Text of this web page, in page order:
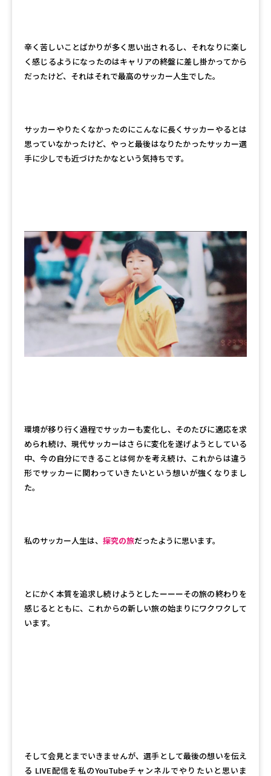
辛く苦しいことばかりが多く思い出されるし、それなりに楽し
く感じるようになったのはキャリアの終盤に差し掛かってから
だったけど、それはそれで最高のサッカー人生でした。
サッカーやりたくなかったのにこんなに長くサッカーやるとは
思っていなかったけど、やっと最後はなりたかったサッカー選
手に少しでも近づけたかなという気持ちです。
環境が移り行く過程でサッカーも変化し、そのたびに適応を求
められ続け、現代サッカーはさらに変化を遂げようとしている
中、今の自分にできることは何かを考え続け、これからは違う
形でサッカーに関わっていきたいという想いが強くなりまし
た。
私のサッカー人生は、 探究の旅だったように思います。
とにかく本質を追求し続けようとしたーーーその旅の終わりを
感じるとともに、これからの新しい旅の始まりにワクワクして
います。
そして会見とまでいきませんが、選手として最後の想いを伝え
る LIVE配信を私のYouTubeチャンネルでやりたいと思いま